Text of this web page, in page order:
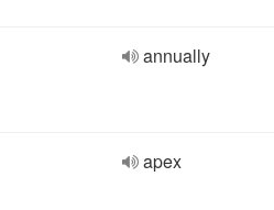
annually
apex